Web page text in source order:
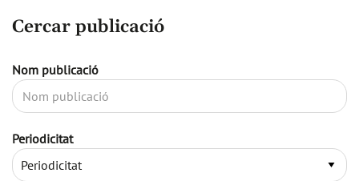
Cercar publicació
Nom publicació
Periodicitat